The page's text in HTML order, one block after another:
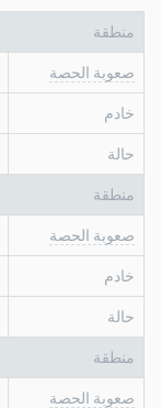
منطقة
صعوبة الحصة
خادم
حالة
منطقة
صعوبة الحصة
خادم
حالة
منطقة
صعوبة الحصة